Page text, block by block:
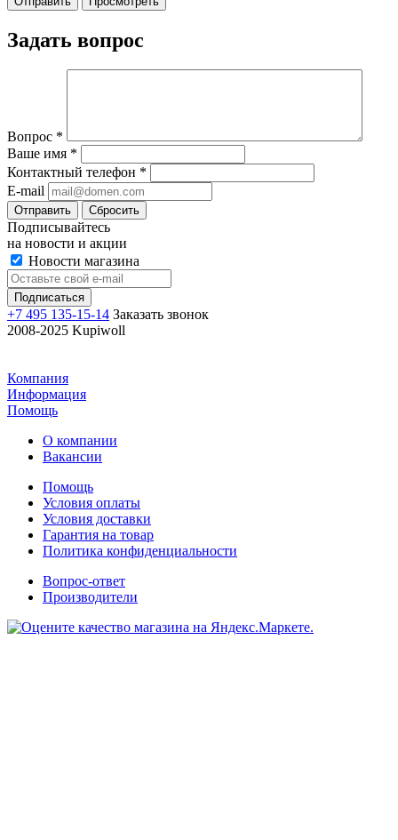
Задать вопрос
Вопрос *
Ваше имя *
Контактный телефон *
E-mail
Отправить Сбросить
Подписывайтесь
на новости и акции
Новости магазина
+7 495 135-15-14 Заказать звонок
2008-2025 Kupiwoll
Компания
Информация
Помощь
О компании
Вакансии
Помощь
Условия оплаты
Условия доставки
Гарантия на товар
Политика конфиденциальности
Вопрос-ответ
Производители